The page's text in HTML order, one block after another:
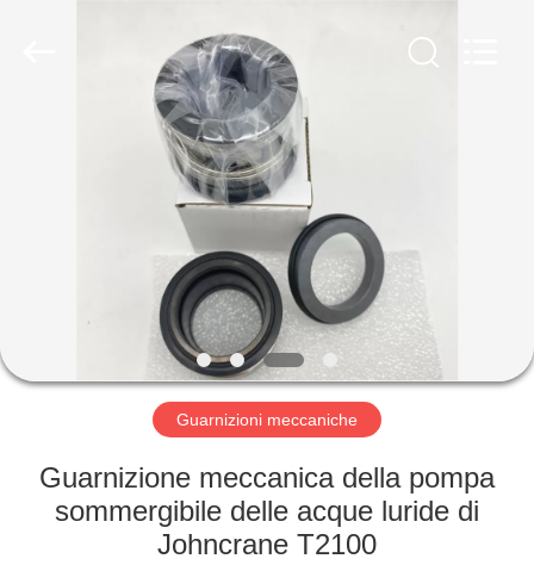
PRODOTTI
GIRO
FABBRICA
CONTROLLO
Guarnizioni meccaniche
Guarnizione meccanica della pompa
sommergibile delle acque luride di
Johncrane T2100